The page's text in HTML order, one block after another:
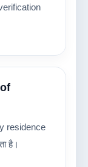
residence
है।